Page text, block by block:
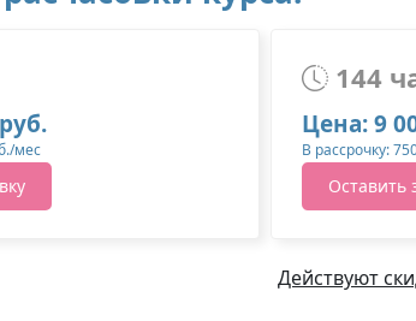
мес
144
Цена: 9
В рассрочку:
Оставить
Действуют